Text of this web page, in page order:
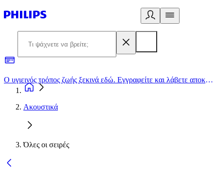
Ο υγιεινός τρόπος ζωής ξεκινά εδώ. Εγγραφείτε και λάβετε αποκλειστικές προσφορές
Ακουστικά
Όλες οι σειρές